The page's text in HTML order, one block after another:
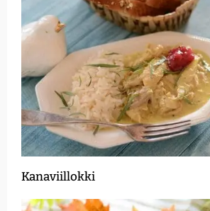
Kanaviillokki